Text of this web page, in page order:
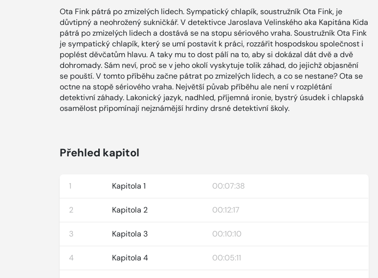
Ota Fink pátrá po zmizelých lidech. Sympatický chlapík, soustružník Ota Fink, je
důvtipný a neohrožený sukničkář. V detektivce Jaroslava Velinského aka Kapitána Kida
pátrá po zmizelých lidech a dostává se na stopu sériového vraha. Soustružník Ota Fink
je sympatický chlapík, který se umí postavit k práci, rozzářit hospodskou společnost i
poplést děvčatům hlavu. A taky mu to dost pálí na to, aby si dokázal dát dvě a dvě
dohromady. Sám neví, proč se v jeho okolí vyskytuje tolik záhad, do jejichž objasnění
se pouští. V tomto příběhu začne pátrat po zmizelých lidech, a co se nestane? Ota se
octne na stopě sériového vraha. Největší půvab příběhu ale není v rozplétání
detektivní záhady. Lakonický jazyk, nadhled, příjemná ironie, bystrý úsudek i chlapská
osamělost připomínají nejznámější hrdiny drsné detektivní školy.
Přehled kapitol
1 Kapitola 1 00:07:38
2 Kapitola 2 00:12:17
3 Kapitola 3 00:10:10
4 Kapitola 4 00:05:11